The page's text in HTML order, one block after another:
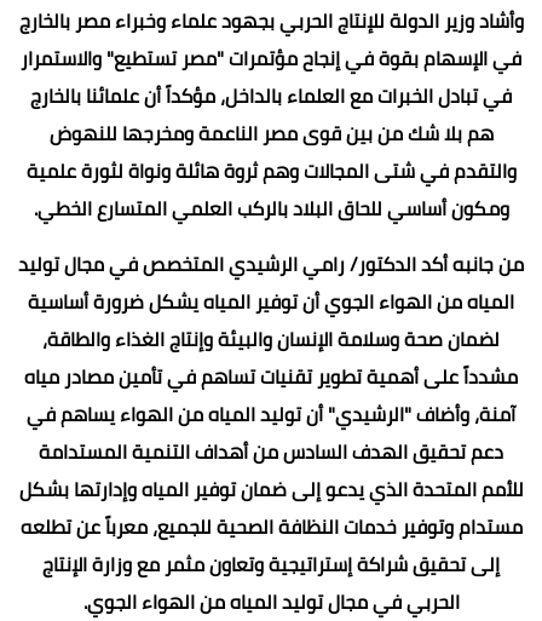
وأشاد وزير الدولة للإنتاج الحربي بجهود علماء وخبراء مصر بالخارج
في الإسهام بقوة في إنجاح مؤتمرات "مصر تستطيع" والاستمرار
في تبادل الخبرات مع العلماء بالداخل، مؤكداً أن علمائنا بالخارج
هم بلا شك من بين قوى مصر الناعمة ومخرجها للنهوض
والتقدم في شتى المجالات وهم ثروة هائلة ونواة لثورة علمية
ومكون أساسي للحاق البلاد بالركب العلمي المتسارع الخطي.
من جانبه أكد الدكتور/ رامي الرشيدي المتخصص في مجال توليد
المياه من الهواء الجوي أن توفير المياه يشكل ضرورة أساسية
لضمان صحة وسلامة الإنسان والبيئة وإنتاج الغذاء والطاقة،
مشدداً على أهمية تطوير تقنيات تساهم في تأمين مصادر مياه
آمنة، وأضاف "الرشيدي" أن توليد المياه من الهواء يساهم في
دعم تحقيق الهدف السادس من أهداف التنمية المستدامة
للأمم المتحدة الذي يدعو إلى ضمان توفير المياه وإدارتها بشكل
مستدام وتوفير خدمات النظافة الصحية للجميع، معرباً عن تطلعه
إلى تحقيق شراكة إستراتيجية وتعاون مثمر مع وزارة الإنتاج
الحربي في مجال توليد المياه من الهواء الجوي.